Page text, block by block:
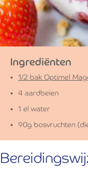
Ingrediënten
1/2 bak Optimel
4 aardbeien
1 el water
90g bosvruchten